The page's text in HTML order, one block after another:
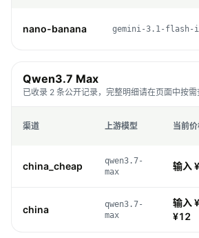
nano-banana gemini-3.1-flash-
Qwen3.7 Max
已收录 2 条公开记录，完整明细请在页面中按需
渠道 上游模型 当前
china_cheap
qwen3.7-
max
输入
china
qwen3.7-
max
输入
¥12